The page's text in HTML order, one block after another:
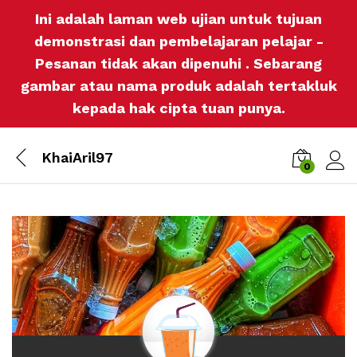
Ini adalah laman web ujian untuk tujuan
demonstrasi dan pembelajaran pelajar -
Pesanan tidak akan dipenuhi . Sebarang
gambar atau nama produk adalah tertakluk
kepada hak cipta tuan punya.
KhaiAril97
0